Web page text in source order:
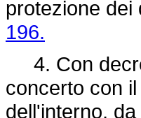
protezione
196.
4. Con
concerto con
dell'interno,